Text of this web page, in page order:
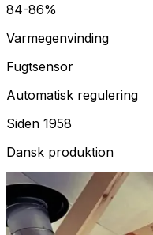
84-86%
Varmegenvinding
Fugtsensor
Automatisk regulering
Siden 1958
Dansk produktion